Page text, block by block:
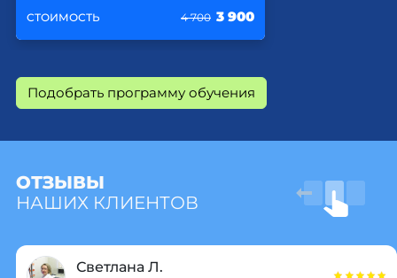
СТОИМОСТЬ 4 700 3 900
Подобрать программу обучения
ОТЗЫВЫ
НАШИХ КЛИЕНТОВ
Светлана Л.